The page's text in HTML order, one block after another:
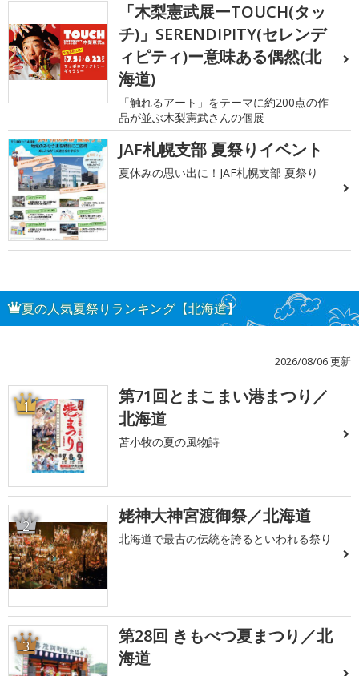
「木梨憲武展ーTOUCH(タッ
チ)」SERENDIPITY(セレンデ
ィピティ)ー意味ある偶然(北
海道)
「触れるアート」をテーマに約200点の作
品が並ぶ木梨憲武さんの個展
JAF札幌支部 夏祭りイベント
夏休みの思い出に！JAF札幌支部 夏祭り
夏の人気夏祭りランキング【北海道】
2026/08/06 更新
1
第71回とまこまい港まつり／
北海道
苫小牧の夏の風物詩
2 姥神大神宮渡御祭／北海道
北海道で最古の伝統を誇るといわれる祭り
3
第28回 きもべつ夏まつり／北
海道